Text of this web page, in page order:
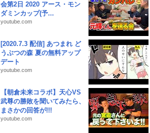
会第2日 2020 アース・モン
ダミンカップ(予...
youtube.com
[2020.7.3 配信] あつまれ ど
うぶつの森 夏の無料アップ
デート
youtube.com
【朝倉未来コラボ】天心VS
武尊の勝敗を聞いてみたら、
まさかの回答が!!!
youtube.com